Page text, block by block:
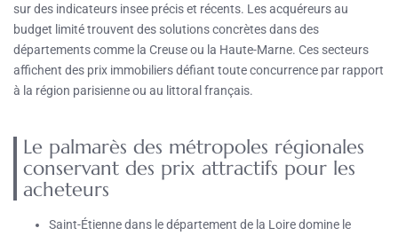
sur des indicateurs insee précis et récents. Les acquéreurs au
budget limité trouvent des solutions concrètes dans des
départements comme la Creuse ou la Haute-Marne. Ces secteurs
affichent des prix immobiliers défiant toute concurrence par rapport
à la région parisienne ou au littoral français.
Le palmarès des métropoles régionales
conservant des prix attractifs pour les
acheteurs
Saint-Étienne dans le département de la Loire domine le